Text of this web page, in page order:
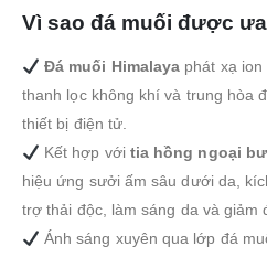
Vì sao đá muối được
Đá muối Himalaya phát xạ
thanh lọc không khí và trung hòa
thiết bị điện tử.
Kết hợp với tia hồng ngoại
hiệu ứng sưởi ấm sâu dưới da,
trợ thải độc, làm sáng da và giảm
Ánh sáng xuyên qua lớp đá